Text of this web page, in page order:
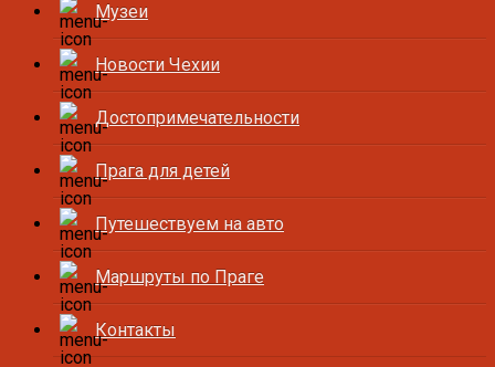
Музеи
Новости Чехии
Достопримечательности
Прага для детей
Путешествуем на авто
Маршруты по Праге
Контакты